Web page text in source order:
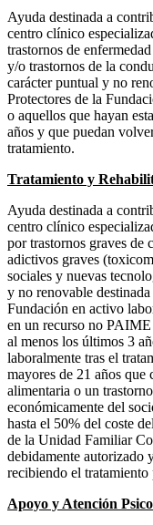
Ayuda destinada a
centro clínico
trastornos de
y/o trastornos de la
carácter puntual y no
Protectores de la
o aquellos que hayan
años y que puedan
tratamiento.
Tratamiento y
Ayuda destinada a
centro clínico
por trastornos graves de
adictivos graves
sociales y nuevas
y no renovable
Fundación en activo
en un recurso no PAIME
al menos los últimos 3
laboralmente tras el
mayores de 21 años que
alimentaria o un
económicamente del
hasta el 50% del coste
de la Unidad Familiar
debidamente autorizado
recibiendo el
Apoyo y Atención